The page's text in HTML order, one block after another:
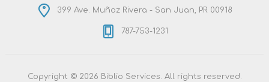
399 Ave. Muñoz Rivera - San Juan, PR 00918
787-753-1231
Copyright © 2026 Biblio Services. All rights reserved.